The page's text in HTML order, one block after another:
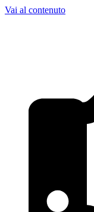
Vai al contenuto